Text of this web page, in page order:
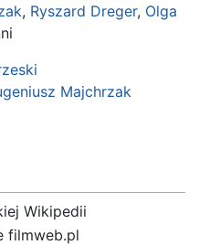
, Ryszard Dreger, Olga
Majchrzak
Wikipedii
filmweb.pl